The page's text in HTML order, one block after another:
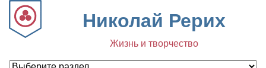
Николай Рерих
Жизнь и творчество